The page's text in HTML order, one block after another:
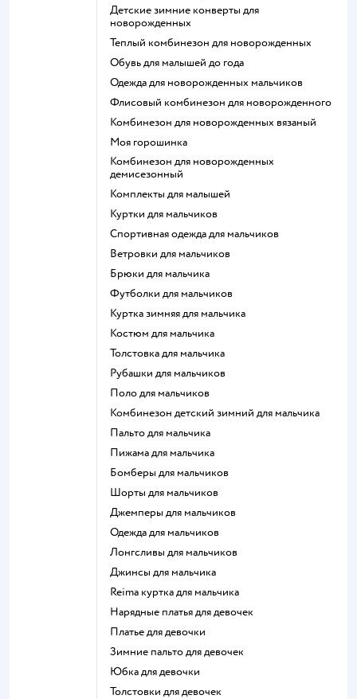
Детские зимние конверты для
новорожденных
Теплый комбинезон для новорожденных
Обувь для малышей до года
Одежда для новорожденных мальчиков
Флисовый комбинезон для новорожденного
Комбинезон для новорожденных вязаный
Моя горошинка
Комбинезон для новорожденных
демисезонный
Комплекты для малышей
Куртки для мальчиков
Спортивная одежда для мальчиков
Ветровки для мальчиков
Брюки для мальчика
Футболки для мальчиков
Куртка зимняя для мальчика
Костюм для мальчика
Толстовка для мальчика
Рубашки для мальчиков
Поло для мальчиков
Комбинезон детский зимний для мальчика
Пальто для мальчика
Пижама для мальчика
Бомберы для мальчиков
Шорты для мальчиков
Джемперы для мальчиков
Одежда для мальчиков
Лонгсливы для мальчиков
Джинсы для мальчика
Reima куртка для мальчика
Нарядные платья для девочек
Платье для девочки
Зимние пальто для девочек
Юбка для девочки
Толстовки для девочек